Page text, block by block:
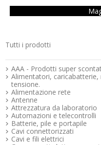
Tutti i prodotti
AAA - Prodotti super
Alimentatori,
tensione.
Alimentazione rete
Antenne
Attrezzatura da laboratorio
Automazioni e telecontrolli
Batterie, pile e portapile
Cavi connettorizzati
Cavi e fili elettrici